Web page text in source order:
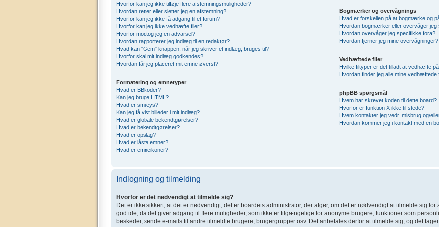
Hvorfor kan jeg ikke tilføje flere afstemningsmuligheder?
Hvordan retter eller sletter jeg en afstemning?
Hvorfor kan jeg ikke få adgang til et forum?
Hvorfor kan jeg ikke vedhæfte filer?
Hvorfor modtog jeg en advarsel?
Hvordan rapporterer jeg indlæg til en redaktør?
Hvad kan "Gem" knappen, når jeg skriver et indlæg, bruges til?
Hvorfor skal mit indlæg godkendes?
Hvordan får jeg placeret mit emne øverst?
Formatering og emnetyper
Hvad er BBkoder?
Kan jeg bruge HTML?
Hvad er smileys?
Kan jeg få vist billeder i mit indlæg?
Hvad er globale bekendtgørelser?
Hvad er bekendtgørelser?
Hvad er opslag?
Hvad er låste emner?
Hvad er emneikoner?
Bogmærker og overvågnings
Hvad er forskellen på at bogmærke og
Hvordan bogmærker eller overvåger jeg
Hvordan overvåger jeg specifikke fora?
Hvordan fjerner jeg mine overvågninger?
Vedhæftede filer
Hvilke filtyper er det tilladt at vedhæfte
Hvordan finder jeg alle mine vedhæftede
phpBB spørgsmål
Hvem har skrevet koden til dette board?
Hvorfor er funktion X ikke til stede?
Hvem kontakter jeg vedr. misbrug og/
Hvordan kommer jeg i kontakt med en
Indlogning og tilmelding
Hvorfor er det nødvendigt at tilmelde sig?
Det er ikke sikkert, at det er nødvendigt; det er boardets administrator, der afgør, om det er nødvendigt at tilmelde sig
god ide, da det giver adgang til flere muligheder, som ikke er tilgængelige for anonyme brugere; funktioner som
beskeder, sende e-mails til andre tilmeldte brugere, brugergrupper osv. Det anbefales derfor at tilmelde sig, og det